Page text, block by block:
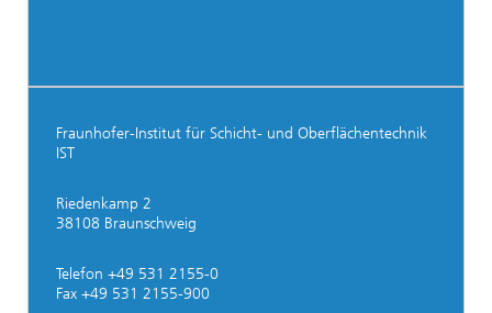
Fraunhofer-Institut für Schicht- und Oberflächentechnik
IST
Riedenkamp 2
38108 Braunschweig
Telefon +49 531 2155-0
Fax +49 531 2155-900